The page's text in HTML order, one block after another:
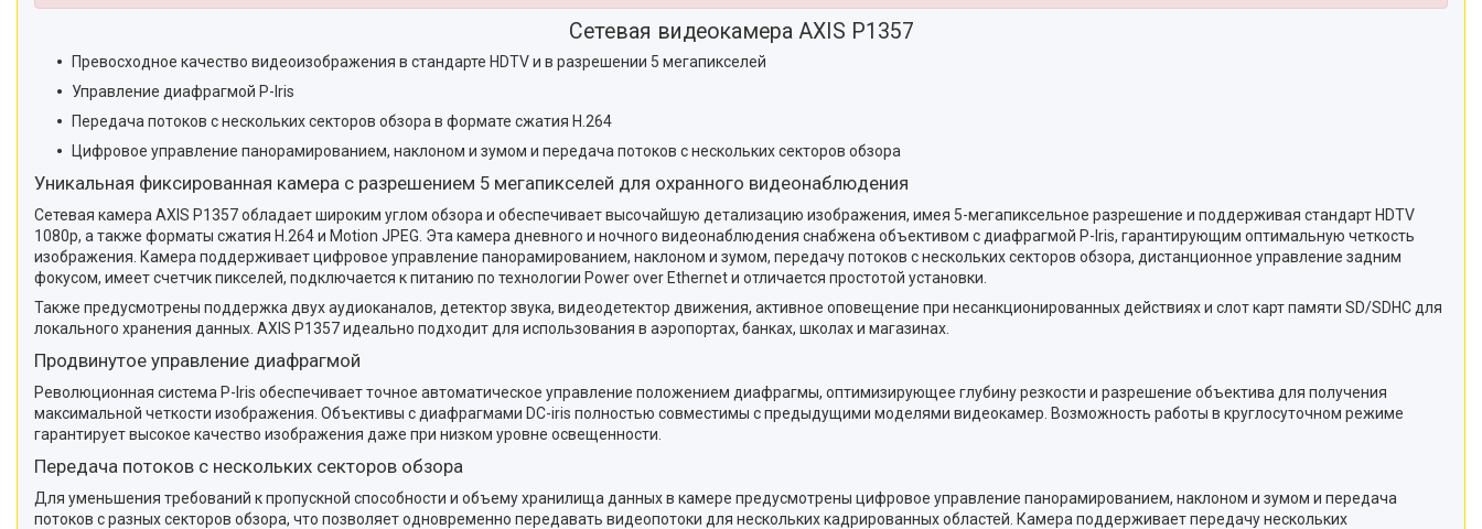
Сетевая видеокамера AXIS P1357
Превосходное качество видеоизображения в стандарте HDTV и в разрешении 5 мегапикселей
Управление диафрагмой P-Iris
Передача потоков с нескольких секторов обзора в формате сжатия H.264
Цифровое управление панорамированием, наклоном и зумом и передача потоков с нескольких секторов обзора
Уникальная фиксированная камера с разрешением 5 мегапикселей для охранного видеонаблюдения
Сетевая камера AXIS P1357 обладает широким углом обзора и обеспечивает высочайшую детализацию изображения, имея 5-мегапиксельное разрешение и поддерживая стандарт HDTV
1080p, а также форматы сжатия H.264 и Motion JPEG. Эта камера дневного и ночного видеонаблюдения снабжена объективом с диафрагмой P-Iris, гарантирующим оптимальную четкость
изображения. Камера поддерживает цифровое управление панорамированием, наклоном и зумом, передачу потоков с нескольких секторов обзора, дистанционное управление задним
фокусом, имеет счетчик пикселей, подключается к питанию по технологии Power over Ethernet и отличается простотой установки.
Также предусмотрены поддержка двух аудиоканалов, детектор звука, видеодетектор движения, активное оповещение при несанкционированных действиях и слот карт памяти SD/SDHC для
локального хранения данных. AXIS P1357 идеально подходит для использования в аэропортах, банках, школах и магазинах.
Продвинутое управление диафрагмой
Революционная система P-Iris обеспечивает точное автоматическое управление положением диафрагмы, оптимизирующее глубину резкости и разрешение объектива для получения
максимальной четкости изображения. Объективы с диафрагмами DC-iris полностью совместимы с предыдущими моделями видеокамер. Возможность работы в круглосуточном режиме
гарантирует высокое качество изображения даже при низком уровне освещенности.
Передача потоков с нескольких секторов обзора
Для уменьшения требований к пропускной способности и объему хранилища данных в камере предусмотрены цифровое управление панорамированием, наклоном и зумом и передача
потоков с разных секторов обзора, что позволяет одновременно передавать видеопотоки для нескольких кадрированных областей. Камера поддерживает передачу нескольких